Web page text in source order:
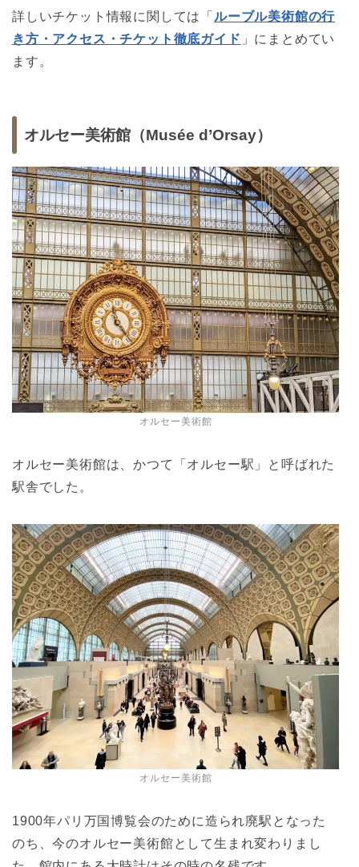
詳しいチケット情報に関しては「 ルーブル美術館の行
き方・アクセス・チケット徹底ガイド 」にまとめてい
ます。
オルセー美術館（Musée d’Orsay）
オルセー美術館
オルセー美術館は、かつて「オルセー駅」と呼ばれた
駅舎でした。
オルセー美術館
1900年パリ万国博覧会のために造られ廃駅となった
のち、今のオルセー美術館として生まれ変わりまし